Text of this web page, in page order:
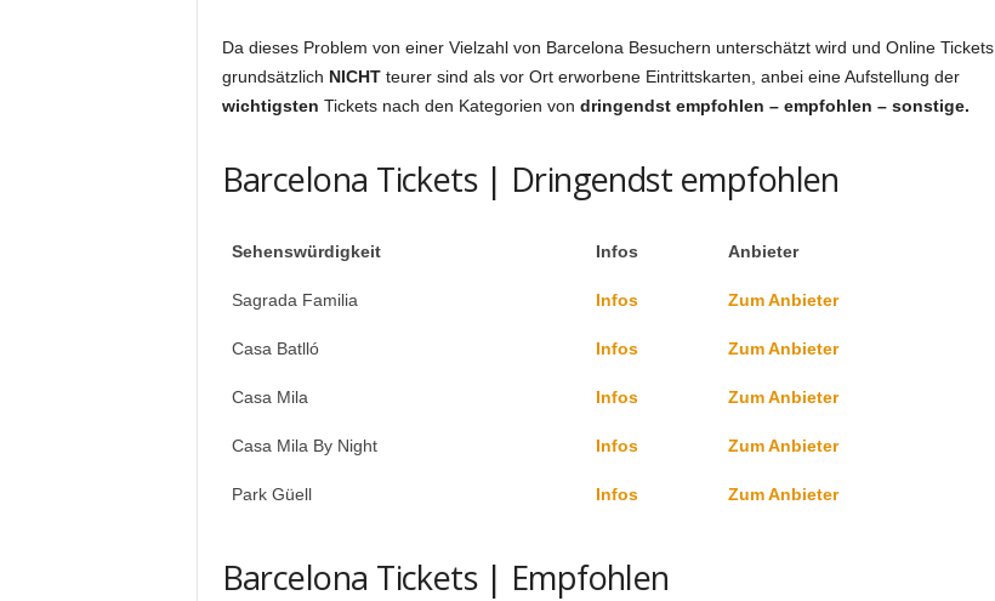
Da dieses Problem von einer Vielzahl von Barcelona Besuchern unterschätzt wird und Online Tickets
grundsätzlich NICHTteurer sind als vor Ort erworbene Eintrittskarten, anbei eine Aufstellung der
wichtigsten Tickets nach den Kategorien von dringendst empfohlen – empfohlen – sonstige.
Barcelona Tickets | Dringendst empfohlen
Sehenswürdigkeit Infos Anbieter
Sagrada Familia Infos Zum Anbieter
Casa Batlló Infos Zum Anbieter
Casa Mila Infos Zum Anbieter
Casa Mila By Night Infos Zum Anbieter
Park Güell Infos Zum Anbieter
Barcelona Tickets | Empfohlen